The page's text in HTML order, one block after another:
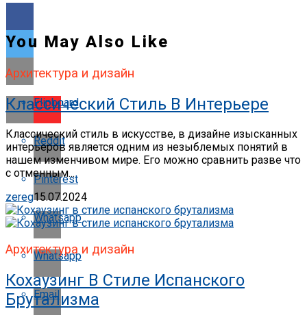
Flipboard
Reddit
Pinterest
Whatsapp
Whatsapp
Email
You May Also Like
Архитектура и дизайн
Классический Стиль В Интерьере
Классический стиль в искусстве, в дизайне изысканных
интерьеров является одним из незыблемых понятий в
нашем изменчивом мире. Его можно сравнить разве что
с отменным...
zereg15.07.2024
Архитектура и дизайн
Кохаузинг В Стиле Испанского
Брутализма